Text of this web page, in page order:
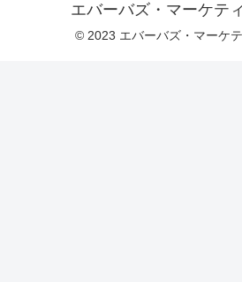
エバーバズ・マーケテ
© 2023 エバーバズ・マーケ